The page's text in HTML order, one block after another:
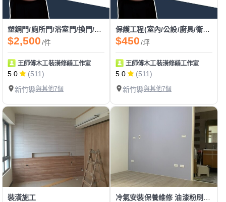
$2,500/件
王師傅木工裝潢修繕工作室
5.0
(511)
新竹縣與其他7個
$450/坪
王師傅木工裝潢修繕工作室
5.0
(511)
新竹縣與其他7個
裝潢施工